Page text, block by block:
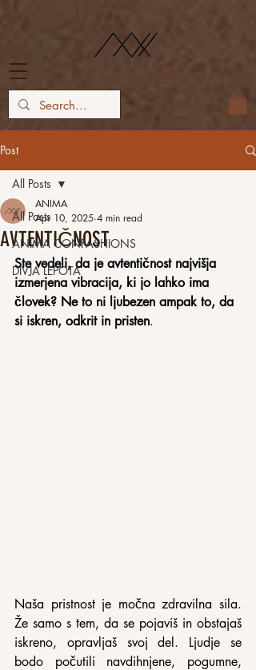
Post
All Posts
ANIMA CONFASHIONS
DIVJA LEPOTA
All Posts
AVTENTIČNOST
ANIMA
Apr 10, 2025 4 min read
Ste vedeli, da je avtentičnost najvišja
izmerjena vibracija, ki jo lahko ima
človek? Ne to ni ljubezen ampak to, da
si iskren, odkrit in pristen.
Naša pristnost je močna zdravilna sila.
Že samo s tem, da se pojaviš in obstajaš
iskreno, opravljaš svoj del. Ljudje se
bodo počutili navdihnjene, pogumne,